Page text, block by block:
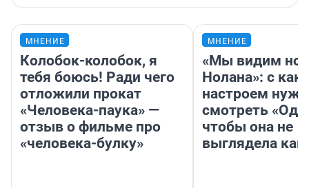
МНЕНИЕ
Колобок-колобок, я
тебя боюсь! Ради чего
отложили прокат
«Человека-паука» —
отзыв о фильме про
«человека-булку»
МНЕНИЕ
«Мы видим
Нолана»: с
настроем
смотреть
чтобы она не
выглядела как